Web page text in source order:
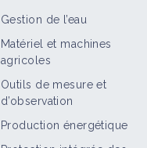
Gestion de l’eau
Matériel et machines
agricoles
Outils de mesure et
d’observation
Production énergétique